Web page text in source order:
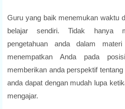
Guru yang baik menemukan waktu
belajar sendiri. Tidak hanya
pengetahuan anda dalam
menempatkan Anda pada
memberikan anda perspektif
anda dapat dengan mudah lupa
mengajar.